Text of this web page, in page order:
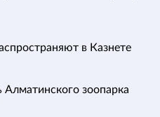
в Казнете
зоопарка